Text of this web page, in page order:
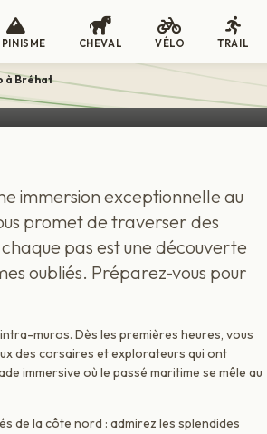
CHEVAL VÉLO TRAIL
à Bréhat
EN LIBERTÉ
immersion exceptionnelle au
promet de traverser des
pas est une découverte
oubliés. Préparez-vous pour
muros. Dès les premières heures, vous
des corsaires et explorateurs qui ont
immersive où le passé maritime se mêle au
de la côte nord : admirez les splendides